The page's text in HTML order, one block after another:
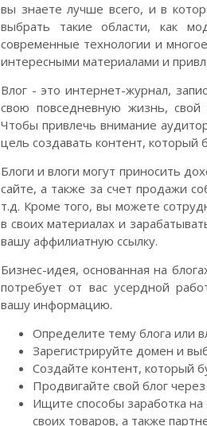
вы знаете лучше всего, и в
выбрать такие области, как
современные технологии и
интересными материалами и
Влог - это интернет-журнал,
свою повседневную жизнь,
Чтобы привлечь внимание
цель создавать контент, который
Блоги и влоги могут приносить
сайте, а также за счет продажи
т.д. Кроме того, вы можете
в своих материалах и
вашу аффилиатную ссылку.
Бизнес-идея, основанная на
потребует от вас усердной
вашу информацию.
Определите тему блога или
Зарегистрируйте домен и
Создайте контент, который
Продвигайте свой блог
Ищите способы заработка
своих товаров, а также